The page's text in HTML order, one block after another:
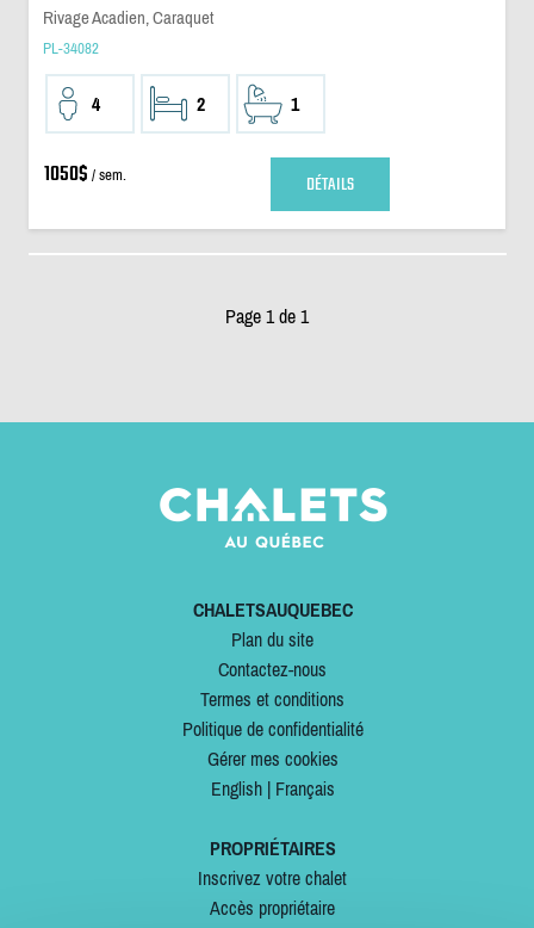
Rivage Acadien, Caraquet
PL-34082
4 2 1
1050$ / sem. DÉTAILS
Page 1 de 1
CHALETSAUQUEBEC
Plan du site
Contactez-nous
Termes et conditions
Politique de confidentialité
Gérer mes cookies
English| Français
PROPRIÉTAIRES
Inscrivez votre chalet
Accès propriétaire